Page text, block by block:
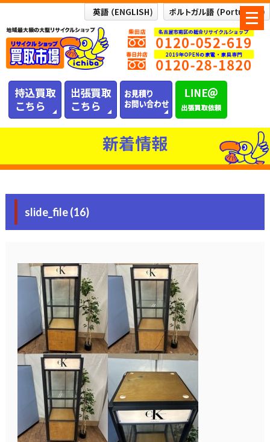
メ
ニ
ュ
ー
新着情報
slide_file (16)